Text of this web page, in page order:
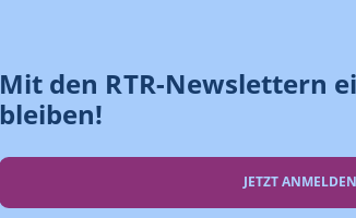
Mit den RTR-Newslettern
bleiben!
JETZT ANMELDEN